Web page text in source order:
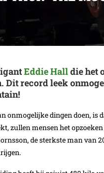
Eddie Halldie het
Dit record leek
onmogelijke dingen doen, is
zullen mensen het
de sterkste man van